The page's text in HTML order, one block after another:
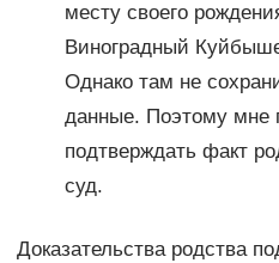
месту своего
Виноградный
Однако там не
данные. Поэтому мне
подтверждать факт
суд.
Доказательства родства